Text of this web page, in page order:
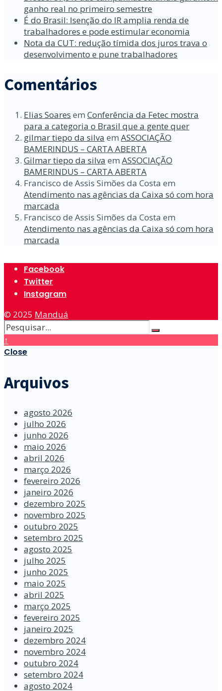
ganho real no primeiro semestre
É do Brasil: Isenção do IR amplia renda de
trabalhadores e pode estimular economia
Nota da CUT: redução tímida dos juros trava o
desenvolvimento e pune trabalhadores
Comentários
Elias Soares em Conferência da Fetec mostra
para a categoria o Brasil que a gente quer
gilmar tiepo da silva em ASSOCIAÇÃO
BAMERINDUS – CARTA ABERTA
Gilmar tiepo da silva em ASSOCIAÇÃO
BAMERINDUS – CARTA ABERTA
Francisco de Assis Simões da Costa em
Atendimento nas agências da Caixa só com hora
marcada
Francisco de Assis Simões da Costa em
Atendimento nas agências da Caixa só com hora
marcada
Facebook
Twitter
Instagram
© 2025 Manduá
↑
Close
Arquivos
agosto 2026
julho 2026
junho 2026
maio 2026
abril 2026
março 2026
fevereiro 2026
janeiro 2026
dezembro 2025
novembro 2025
outubro 2025
setembro 2025
agosto 2025
julho 2025
junho 2025
maio 2025
abril 2025
março 2025
fevereiro 2025
janeiro 2025
dezembro 2024
novembro 2024
outubro 2024
setembro 2024
agosto 2024